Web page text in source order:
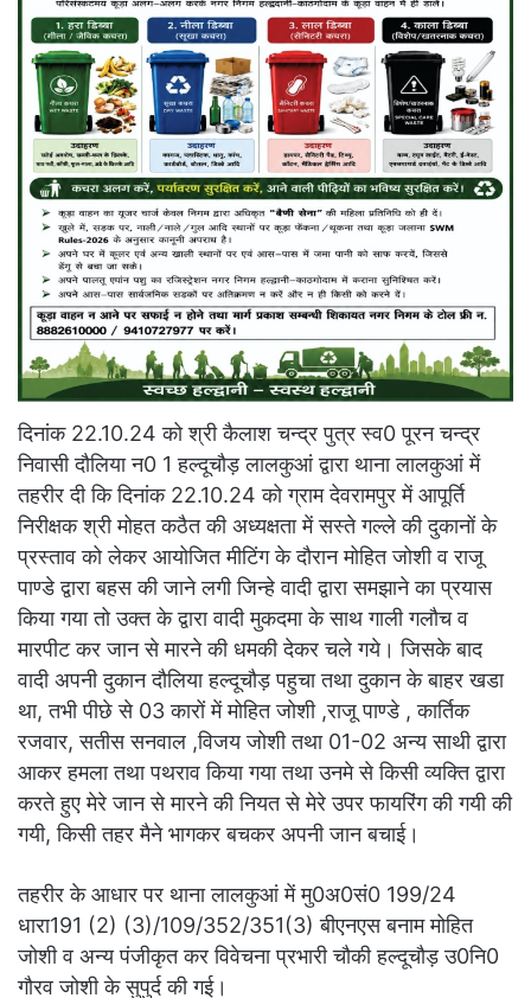
दिनांक 22.10.24 को श्री कैलाश चन्द्र पुत्र स्व0 पूरन चन्द्र
निवासी दौलिया न0 1 हल्दूचौड़ लालकुआं द्वारा थाना लालकुआं में
तहरीर दी कि दिनांक 22.10.24 को ग्राम देवरामपुर में आपूर्ति
निरीक्षक श्री मोहत कठैत की अध्यक्षता में सस्ते गल्ले की दुकानों के
प्रस्ताव को लेकर आयोजित मीटिंग के दौरान मोहित जोशी व राजू
पाण्डे द्वारा बहस की जाने लगी जिन्हे वादी द्वारा समझाने का प्रयास
किया गया तो उक्त के द्वारा वादी मुकदमा के साथ गाली गलौच व
मारपीट कर जान से मारने की धमकी देकर चले गये। जिसके बाद
वादी अपनी दुकान दौलिया हल्दूचौड़ पहुचा तथा दुकान के बाहर खडा
था, तभी पीछे से 03 कारों में मोहित जोशी ,राजू पाण्डे , कार्तिक
रजवार, सतीस सनवाल ,विजय जोशी तथा 01-02 अन्य साथी द्वारा
आकर हमला तथा पथराव किया गया तथा उनमे से किसी व्यक्ति द्वारा
करते हुए मेरे जान से मारने की नियत से मेरे उपर फायरिंग की गयी की
गयी, किसी तहर मैने भागकर बचकर अपनी जान बचाई।
तहरीर के आधार पर थाना लालकुआं में मु0अ0सं0 199/24
धारा191 (2) (3)/109/352/351(3) बीएनएस बनाम मोहित
जोशी व अन्य पंजीकृत कर विवेचना प्रभारी चौकी हल्दूचौड़ उ0नि0
गौरव जोशी के सुपुर्द की गई।